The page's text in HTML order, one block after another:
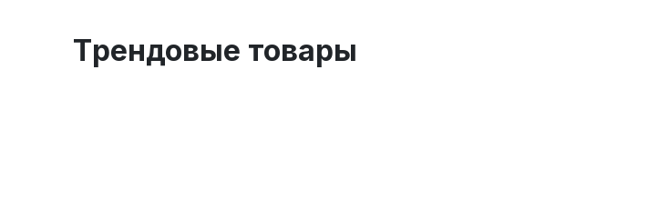
Tрендовые товары